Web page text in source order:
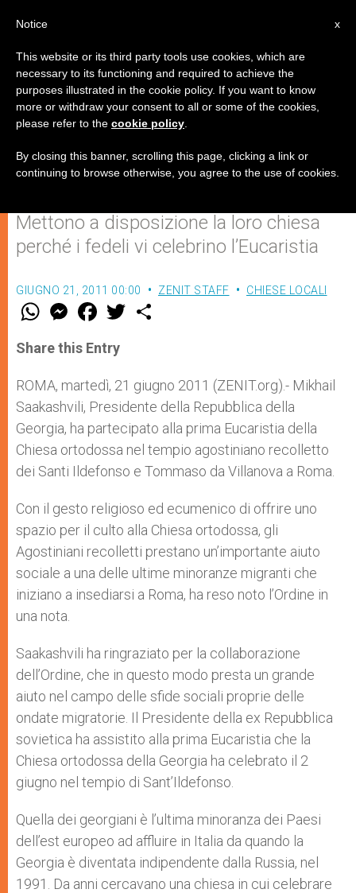
Gli Agostiniani recolletti di Roma
aiutano la Chiesa ortodossa
georgiana
Mettono a disposizione la loro chiesa
perché i fedeli vi celebrino l’Eucaristia
GIUGNO 21, 2011 00:00 ZENIT STAFF CHIESE LOCALI
W
t
s
p
p
M
e
s
e
g
e
r
F
a
e
b
o
k
w
Share this Entry
ROMA, martedì, 21 giugno 2011 (ZENIT.org).- Mikhail
Saakashvili, Presidente della Repubblica della
Georgia, ha partecipato alla prima Eucaristia della
Chiesa ortodossa nel tempio agostiniano recolletto
dei Santi Ildefonso e Tommaso da Villanova a Roma.
Con il gesto religioso ed ecumenico di offrire uno
spazio per il culto alla Chiesa ortodossa, gli
Agostiniani recolletti prestano un’importante aiuto
sociale a una delle ultime minoranze migranti che
iniziano a insediarsi a Roma, ha reso noto l’Ordine in
una nota.
Saakashvili ha ringraziato per la collaborazione
dell’Ordine, che in questo modo presta un grande
aiuto nel campo delle sfide sociali proprie delle
ondate migratorie. Il Presidente della ex Repubblica
sovietica ha assistito alla prima Eucaristia che la
Chiesa ortodossa della Georgia ha celebrato il 2
giugno nel tempio di Sant’Ildefonso.
Quella dei georgiani è l’ultima minoranza dei Paesi
dell’est europeo ad affluire in Italia da quando la
Georgia è diventata indipendente dalla Russia, nel
1991. Da anni cercavano una chiesa in cui celebrare
x
Notice
This website or its third party tools use cookies, which are
necessary to its functioning and required to achieve the
purposes illustrated in the cookie policy. If you want to know
more or withdraw your consent to all or some of the cookies,
please refer to the cookie policy
By closing this banner, scrolling this page, clicking a link or
continuing to browse otherwise, you agree to the use of cookies.